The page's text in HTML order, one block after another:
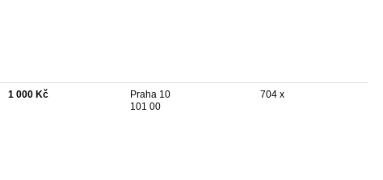
1 000 Kč
Praha 10
101 00
704 x